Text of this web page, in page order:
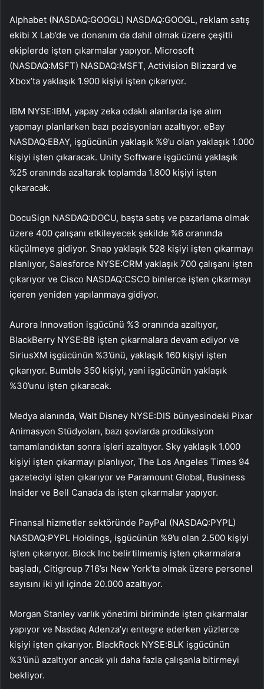
Alphabet (NASDAQ:GOOGL) NASDAQ:GOOGL, reklam satış
ekibi X Lab’de ve donanım da dahil olmak üzere çeşitli
ekiplerde işten çıkarmalar yapıyor. Microsoft
(NASDAQ:MSFT) NASDAQ:MSFT, Activision Blizzard ve
Xbox’ta yaklaşık 1.900 kişiyi işten çıkarıyor.
IBM NYSE:IBM, yapay zeka odaklı alanlarda işe alım
yapmayı planlarken bazı pozisyonları azaltıyor. eBay
NASDAQ:EBAY, işgücünün yaklaşık %9’u olan yaklaşık 1.000
kişiyi işten çıkaracak. Unity Software işgücünü yaklaşık
%25 oranında azaltarak toplamda 1.800 kişiyi işten
çıkaracak.
DocuSign NASDAQ:DOCU, başta satış ve pazarlama olmak
üzere 400 çalışanı etkileyecek şekilde %6 oranında
küçülmeye gidiyor. Snap yaklaşık 528 kişiyi işten çıkarmayı
planlıyor, Salesforce NYSE:CRM yaklaşık 700 çalışanı işten
çıkarıyor ve Cisco NASDAQ:CSCO binlerce işten çıkarmayı
içeren yeniden yapılanmaya gidiyor.
Aurora Innovation işgücünü %3 oranında azaltıyor,
BlackBerry NYSE:BB işten çıkarmalara devam ediyor ve
SiriusXM işgücünün %3’ünü, yaklaşık 160 kişiyi işten
çıkarıyor. Bumble 350 kişiyi, yani işgücünün yaklaşık
%30’unu işten çıkaracak.
Medya alanında, Walt Disney NYSE:DIS bünyesindeki Pixar
Animasyon Stüdyoları, bazı şovlarda prodüksiyon
tamamlandıktan sonra işleri azaltıyor. Sky yaklaşık 1.000
kişiyi işten çıkarmayı planlıyor, The Los Angeles Times 94
gazeteciyi işten çıkarıyor ve Paramount Global, Business
Insider ve Bell Canada da işten çıkarmalar yapıyor.
Finansal hizmetler sektöründe PayPal (NASDAQ:PYPL)
NASDAQ:PYPL Holdings, işgücünün %9’u olan 2.500 kişiyi
işten çıkarıyor. Block Inc belirtilmemiş işten çıkarmalara
başladı, Citigroup 716’sı New York’ta olmak üzere personel
sayısını iki yıl içinde 20.000 azaltıyor.
Morgan Stanley varlık yönetimi biriminde işten çıkarmalar
yapıyor ve Nasdaq Adenza’yı entegre ederken yüzlerce
kişiyi işten çıkarıyor. BlackRock NYSE:BLK işgücünün
%3’ünü azaltıyor ancak yılı daha fazla çalışanla bitirmeyi
bekliyor.